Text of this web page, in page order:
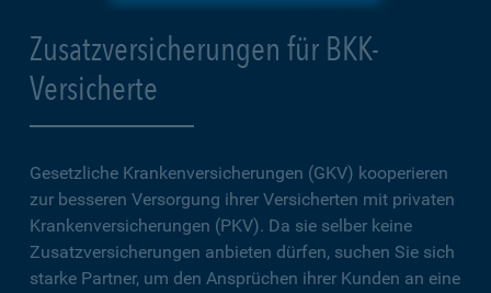
Zusatzversicherungen für BKK-
Versicherte
Gesetzliche Krankenversicherungen (GKV) kooperieren
zur besseren Versorgung ihrer Versicherten mit privaten
Krankenversicherungen (PKV). Da sie selber keine
Zusatzversicherungen anbieten dürfen, suchen Sie sich
starke Partner, um den Ansprüchen ihrer Kunden an eine